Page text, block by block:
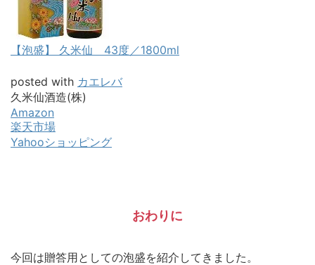
【泡盛】 久米仙 43度／1800ml
posted with カエレバ
久米仙酒造(株)
Amazon
楽天市場
Yahooショッピング
おわりに
今回は贈答用としての泡盛を紹介してきました。